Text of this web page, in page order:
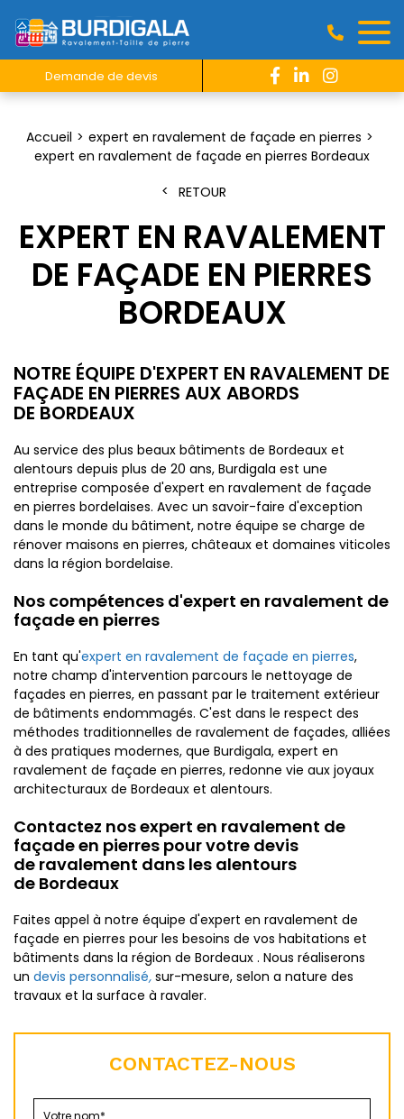
Demande de devis
Accueil
expert en ravalement de façade en pierres
expert en ravalement de façade en pierres Bordeaux
RETOUR
EXPERT EN RAVALEMENT
DE FAÇADE EN PIERRES
BORDEAUX
NOTRE ÉQUIPE D'EXPERT EN RAVALEMENT DE
FAÇADE EN PIERRES AUX ABORDS
DE BORDEAUX
Au service des plus beaux bâtiments de Bordeaux et
alentours depuis plus de 20 ans, Burdigala est une
entreprise composée d'expert en ravalement de façade
en pierres bordelaises. Avec un savoir-faire d'exception
dans le monde du bâtiment, notre équipe se charge de
rénover maisons en pierres, châteaux et domaines viticoles
dans la région bordelaise.
Nos compétences d'expert en ravalement de
façade en pierres
En tant qu'expert en ravalement de façade en pierres,
notre champ d'intervention parcours le nettoyage de
façades en pierres, en passant par le traitement extérieur
de bâtiments endommagés. C'est dans le respect des
méthodes traditionnelles de ravalement de façades, alliées
à des pratiques modernes, que Burdigala, expert en
ravalement de façade en pierres, redonne vie aux joyaux
architecturaux de Bordeaux et alentours.
Contactez nos expert en ravalement de
façade en pierres pour votre devis
de ravalement dans les alentours
de Bordeaux
Faites appel à notre équipe d'expert en ravalement de
façade en pierres pour les besoins de vos habitations et
bâtiments dans la région de Bordeaux . Nous réaliserons
un devis personnalisé, sur-mesure, selon a nature des
travaux et la surface à ravaler.
CONTACTEZ-NOUS